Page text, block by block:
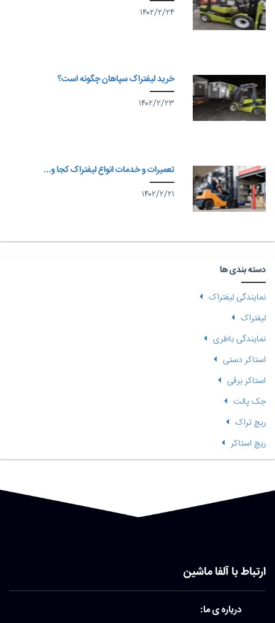
۱۴۰۲/۲/۲۴
خرید لیفتراک سپاهان چگونه است؟
۱۴۰۲/۲/۲۳
تعمیرات و خدمات انواع لیفتراک کجا و...
۱۴۰۲/۲/۲۱
دسته بندی ها
نمایندگی لیفتراک
لیفتراک
نمایندگی باطری
استاکر دستی
استاکر برقی
جک پالت
ریچ تراک
ریچ استاکر
ارتباط با آلفا ماشین
درباره ی ما: